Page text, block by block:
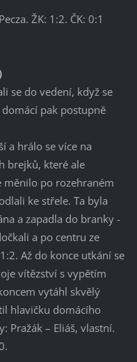
ŽK: 1:2. ČK: 0:1
se do vedení, když se
pak postupně
a hrálo se více na
brejků, které ale
měnilo po rozehraném
ke střele. Ta byla
a zapadla do branky -
a po centru ze
Až do konce utkání se
vítězství s vypětím
vytáhl skvělý
hlavičku domácího
Pražák – Eliáš, vlastní.